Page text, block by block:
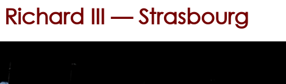
Richard III — Strasbourg